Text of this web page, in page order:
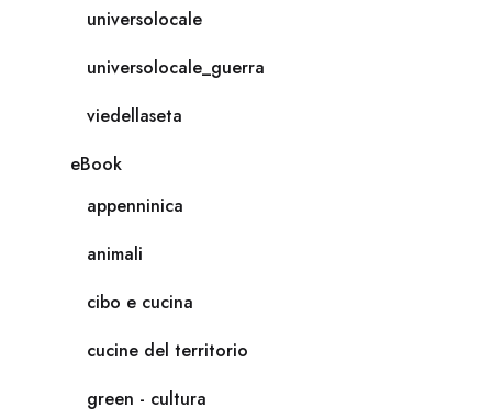
universolocale
universolocale_guerra
viedellaseta
eBook
appenninica
animali
cibo e cucina
cucine del territorio
green - cultura